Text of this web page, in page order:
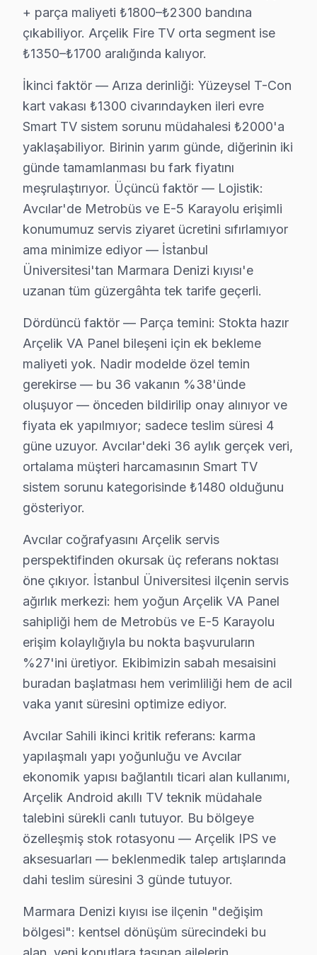
Dördüncü faktör — Parça temini: Stokta hazır Arçelik
Avcılar coğrafyasını Arçelik servis perspektifinden
Avcılar Sahili ikinci kritik referans: karma
Avcılar'deki Arçelik teknik servis deneyimi,
Arçelik VA Panel sürücü katmanında LVDS sinyal
Arçelik Android televizyon paneli modellerindeki
19 yıllık Avcılar servis kronolojisi, Arçelik televizyon
Orta dönemde (2011-2016) Arçelik VA Panel LED
Son dönemde (2017-bugün) bu TV IPS ve OLED/
Avcılar'de bu marka servisi seçmeden önce
"söz konusu model VA Panel için orijinal parça mı
"Avcılar'nin her mahallesine geliyor musunuz?" —
Avcılar bu cihaz servis verisi, komşu ilçelerle
Arıza profili karşılaştırmasında ise durum farklı:
Çözüm hızı karşılaştırmasında Avcılar iyi bir
Arçelik TV Tamir Fiyatı – Avcılar Servisinde
Arçelik televizyon paneli tamiri için Avcılar'da net ve
2025 Avcılar Arçelik televizyon servis ücretleri:
• Anakart tamiri/değişimi: ₺500 – ₺1.800
• T-Con kartı değişimi: ₺350 – ₺900
• Panel (ekran) değişimi: ₺1.500 – ₺8.000 (boyut ve
• LED backlight tamiri: ₺500 – ₺2.000
• Güç kartı (power board) tamiri: ₺400 – ₺1.200
• Kapasitör değişimi (anakart): ₺250 – ₺600
• Ses kartı/hoparlör tamiri: ₺300 – ₺700
Avcılar'de ödeme kolaylığı:
• Nakit, kredi kartı, taksit
• Fatura kesilir (KDV dahil)
• Ön ödeme istenmez
Avcılar'da Arçelik servis fiyatı için randevu alın —
Avcılar'da Arçelik Chip-Level Tamir Uzmanları
Arçelik ürünlerine hakim, sertifikalı teknisyen
Ekibimizin farkı:
• Avcılar'de fabrika eğitimli teknik uzmanlar
• Dijital teşhis ekipmanı kullanımı
• Avcılar servisimizde panel ölçüm ve oscilloskop
• Avcılar'de müşteri yorumları ile kanıtlanmış kalite
• Sürekli eğitim ve teknoloji takibi
Avcılar'da Arçelik televizyonunuzun tamirini
+ parça maliyeti ₺1800–₺2300 bandına
çıkabiliyor. Arçelik Fire TV orta segment ise
₺1350–₺1700 aralığında kalıyor.
İkinci faktör — Arıza derinliği: Yüzeysel T-Con
kart vakası ₺1300 civarındayken ileri evre
Smart TV sistem sorunu müdahalesi ₺2000'a
yaklaşabiliyor. Birinin yarım günde, diğerinin iki
günde tamamlanması bu fark fiyatını
meşrulaştırıyor. Üçüncü faktör — Lojistik:
Avcılar'de Metrobüs ve E-5 Karayolu erişimli
konumumuz servis ziyaret ücretini sıfırlamıyor
ama minimize ediyor — İstanbul
Üniversitesi'tan Marmara Denizi kıyısı'e
uzanan tüm güzergâhta tek tarife geçerli.
Dördüncü faktör — Parça temini: Stokta hazır
Arçelik VA Panel bileşeni için ek bekleme
maliyeti yok. Nadir modelde özel temin
gerekirse — bu 36 vakanın %38'ünde
oluşuyor — önceden bildirilip onay alınıyor ve
fiyata ek yapılmıyor; sadece teslim süresi 4
güne uzuyor. Avcılar'deki 36 aylık gerçek veri,
ortalama müşteri harcamasının Smart TV
sistem sorunu kategorisinde ₺1480 olduğunu
gösteriyor.
Avcılar coğrafyasını Arçelik servis
perspektifinden okursak üç referans noktası
öne çıkıyor. İstanbul Üniversitesi ilçenin servis
ağırlık merkezi: hem yoğun Arçelik VA Panel
sahipliği hem de Metrobüs ve E-5 Karayolu
erişim kolaylığıyla bu nokta başvuruların
%27'ini üretiyor. Ekibimizin sabah mesaisini
buradan başlatması hem verimliliği hem de acil
vaka yanıt süresini optimize ediyor.
Avcılar Sahili ikinci kritik referans: karma
yapılaşmalı yapı yoğunluğu ve Avcılar
ekonomik yapısı bağlantılı ticari alan kullanımı,
Arçelik Android akıllı TV teknik müdahale
talebini sürekli canlı tutuyor. Bu bölgeye
özelleşmiş stok rotasyonu — Arçelik IPS ve
aksesuarları — beklenmedik talep artışlarında
dahi teslim süresini 3 günde tutuyor.
Marmara Denizi kıyısı ise ilçenin "değişim
bölgesi": kentsel dönüşüm sürecindeki bu